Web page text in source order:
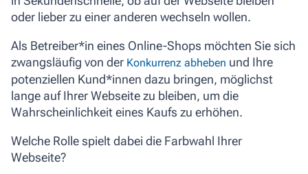
oder lieber zu einer anderen wechseln wollen.
Als Betreiber*in eines Online-Shops möchten Sie sich
zwangsläufig von der Konkurrenz abheben und Ihre
potenziellen Kund*innen dazu bringen, möglichst
lange auf Ihrer Webseite zu bleiben, um die
Wahrscheinlichkeit eines Kaufs zu erhöhen.
Welche Rolle spielt dabei die Farbwahl Ihrer
Webseite?